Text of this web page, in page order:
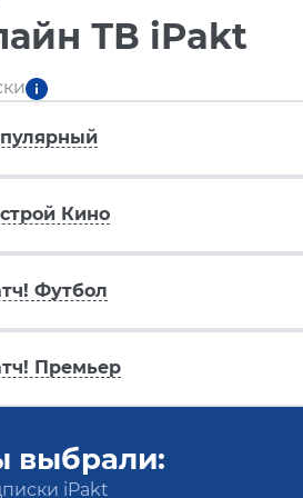
ТВ iPakt
Кино
Футбол
Премьер
выбрали:
iPakt